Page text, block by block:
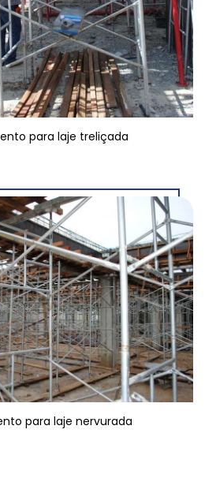
para laje treliçada
para laje nervurada